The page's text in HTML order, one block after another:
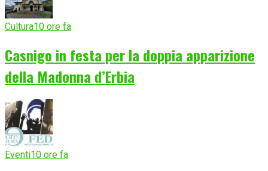
Cultura10 ore fa
Casnigo in festa per la doppia apparizione
della Madonna d’Erbia
Eventi10 ore fa